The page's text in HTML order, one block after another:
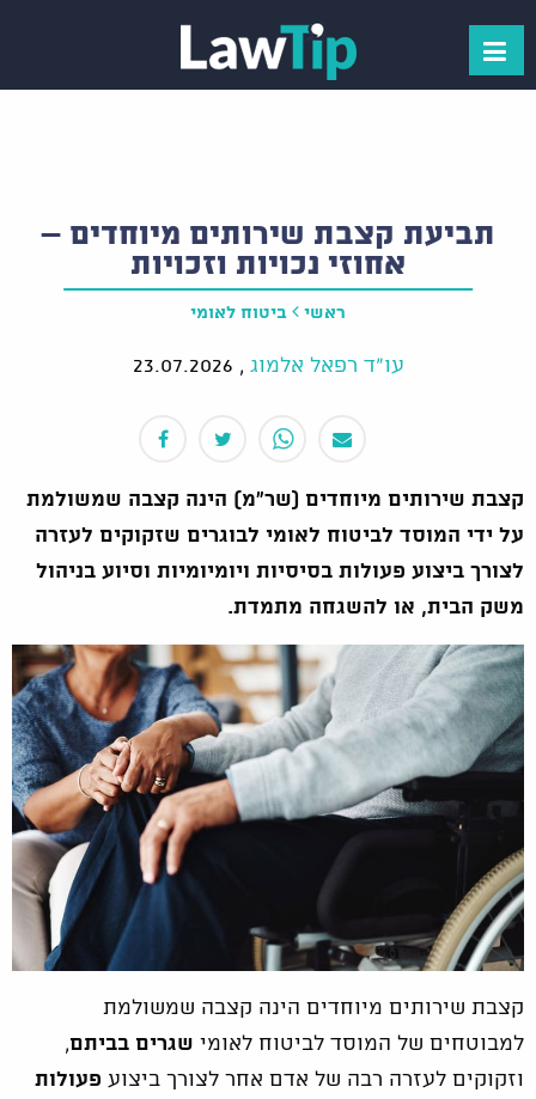
תביעת קצבת שירותים מיוחדים –
אחוזי נכויות וזכויות
ראשי ביטוח לאומי
עו"ד רפאל אלמוג ,
23.07.2026
קצבת שירותים מיוחדים (שר"מ) הינה קצבה שמשולמת
על ידי המוסד לביטוח לאומי לבוגרים שזקוקים לעזרה
לצורך ביצוע פעולות בסיסיות ויומיומיות וסיוע בניהול
משק הבית, או להשגחה מתמדת.
קצבת שירותים מיוחדים הינה קצבה שמשולמת
למבוטחים של המוסד לביטוח לאומי שגרים בביתם,
וזקוקים לעזרה רבה של אדם אחר לצורך ביצוע פעולות